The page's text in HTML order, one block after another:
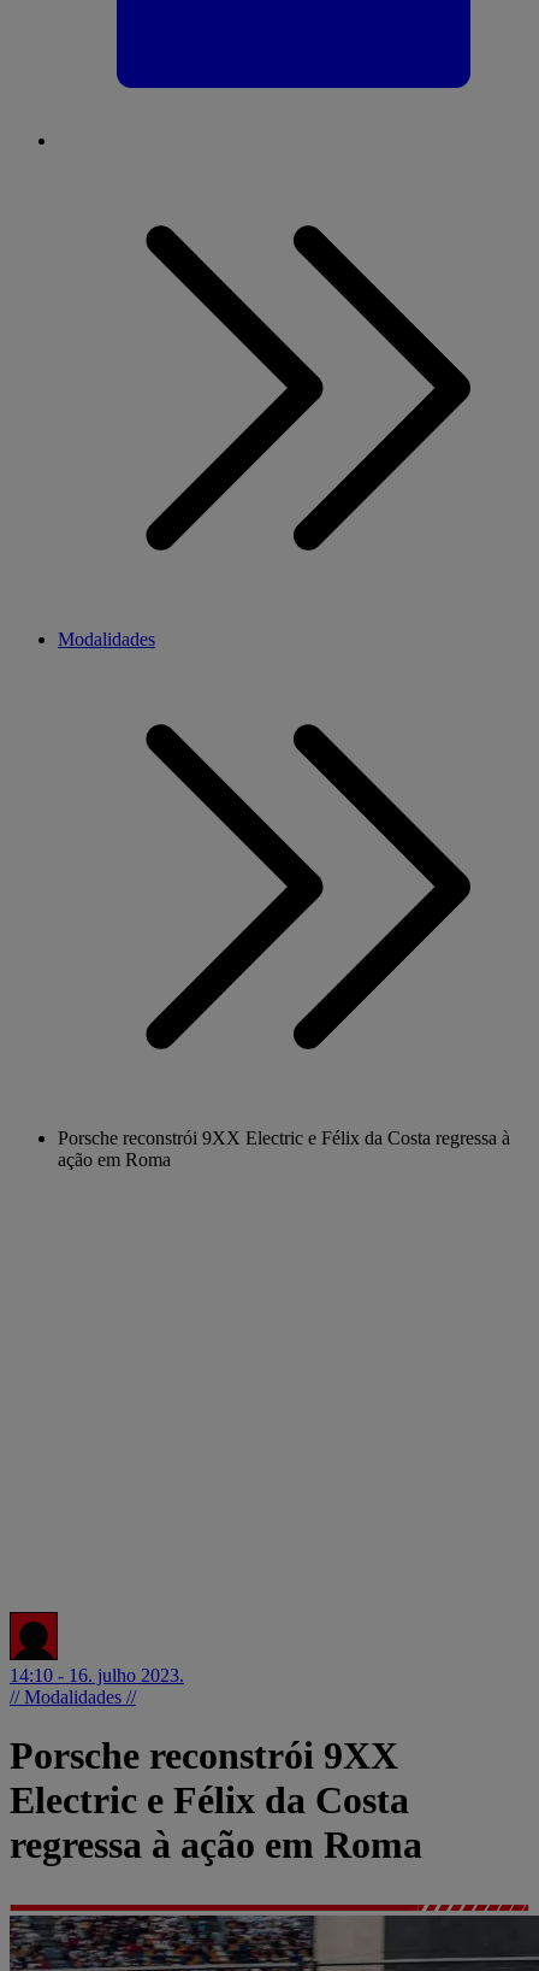
Modalidades
Porsche reconstrói 9XX Electric e Félix da Costa regressa à
ação em Roma
14:10 - 16. julho 2023.
// Modalidades //
Porsche reconstrói 9XX
Electric e Félix da Costa
regressa à ação em Roma